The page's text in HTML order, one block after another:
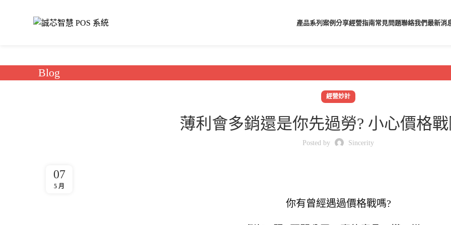
產品系列 案例分享經營指南常見問題聯絡我們最新消
Blog
經營妙計
薄利會多銷還是你先過勞? 小心價格
Posted by Sincerity
07
5 月
你有曾經遇過價格戰嗎?